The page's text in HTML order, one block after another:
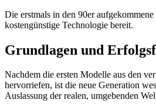
Die erstmals in den 90er
kostengünstige Technologie bereit.
Grundlagen und
Nachdem die ersten Modelle aus den
hervorriefen, ist die neue Generation
Auslassung der realen, umgebenden